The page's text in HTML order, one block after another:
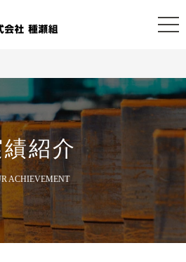
績紹介
ACHIEVEMENT